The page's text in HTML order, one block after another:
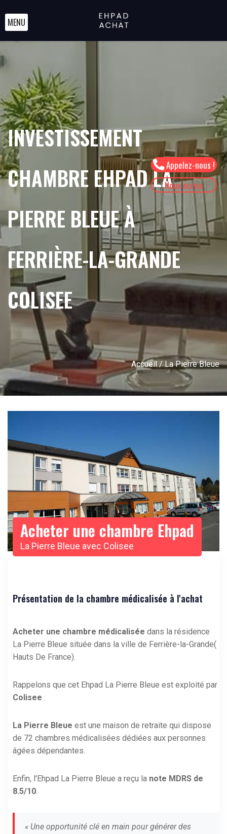
Appelez-nous !
Nous écrire
MENU
INVESTISSEMENT
CHAMBRE EHPAD LA
PIERRE BLEUE À
FERRIÈRE-LA-GRANDE
COLISEE
Accueil / La Pierre Bleue
Acheter une chambre Ehpad
La Pierre Bleue avec Colisee
Présentation de la chambre médicalisée à l'achat
Acheter une chambre médicalisée dans la résidence
La Pierre Bleue située dans la ville de Ferrière-la-Grande(
Hauts De France).
Rappelons que cet Ehpad La Pierre Bleue est exploité par
Colisee .
La Pierre Bleue est une maison de retraite qui dispose
de 72 chambres médicalisées dédiées aux personnes
âgées dépendantes.
Enfin, l'Ehpad La Pierre Bleue a reçu la note MDRS de
8.5/10.
« Une opportunité clé en main pour générer des